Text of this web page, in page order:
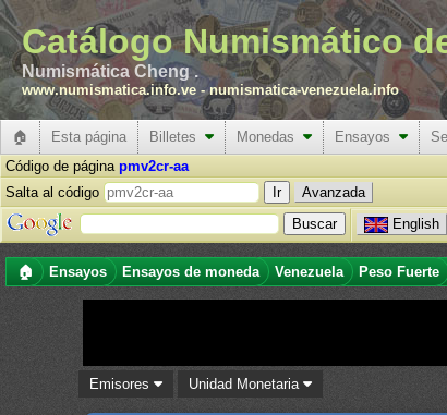
Catálogo Numismático
Numismática Cheng .
www.numismatica.info.ve -numismatica-venezuela.info
🏠 Esta página Billetes Monedas Ensayos
Código de página pmv2cr-aa
Salta al código
Avanzada
English
🏠 Ensayos Ensayos de moneda Venezuela Peso Fuerte
Emisores Unidad Monetaria